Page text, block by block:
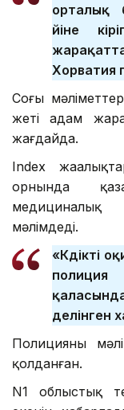
орталық
үйіне
Хорватия
Соңғы
жеті адам
жағдайда.
Index
орнында
медициналық
мәлімдеді.
«Күдікті
делінген
Полицияның
қолданған.
N1 облыстық